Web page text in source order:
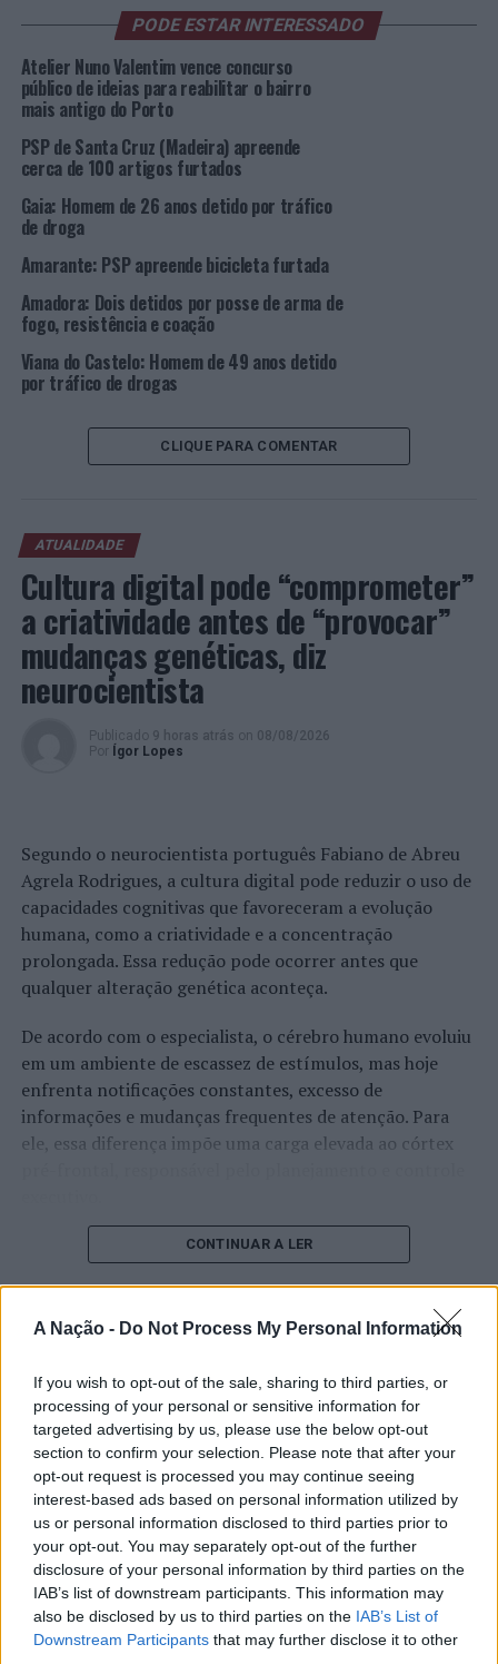
A Nação - Do Not Process My Personal Information
If you wish to opt-out of the sale, sharing to third parties, or
processing of your personal or sensitive information for
targeted advertising by us, please use the below opt-out
section to confirm your selection. Please note that after your
opt-out request is processed you may continue seeing
interest-based ads based on personal information utilized by
us or personal information disclosed to third parties prior to
your opt-out. You may separately opt-out of the further
disclosure of your personal information by third parties on the
IAB’s list of downstream participants. This information may
also be disclosed by us to third parties on the IAB’s List of
Downstream Participants that may further disclose it to other
Os detidos foram presentes junto das Autoridades
Judiciárias.
Foto: DR.
TÓPICOS RELACIONADOS: CRIMINALIDADE
PRÓXIMO
Porto e Póvoa de Varzim: Duas detenções por tráfico de
drogas
NÃO PERCA
Porto: Homem de 34 anos detido por furto em interior
de residência
PODE ESTAR INTERESSADO
Atelier Nuno Valentim vence concurso
público de ideias para reabilitar o bairro
mais antigo do Porto
PSP de Santa Cruz (Madeira) apreende
cerca de 100 artigos furtados
Gaia: Homem de 26 anos detido por tráfico
de droga
Amarante: PSP apreende bicicleta furtada
Amadora: Dois detidos por posse de arma de
fogo, resistência e coação
Viana do Castelo: Homem de 49 anos detido
por tráfico de drogas
CLIQUE PARA COMENTAR
ATUALIDADE
Cultura digital pode “comprometer”
a criatividade antes de “provocar”
mudanças genéticas, diz
neurocientista
Publicado 9 horas atrás on 08/08/2026
Por
Ígor Lopes
Segundo o neurocientista português Fabiano de Abreu
Agrela Rodrigues, a cultura digital pode reduzir o uso de
capacidades cognitivas que favoreceram a evolução
humana, como a criatividade e a concentração
prolongada. Essa redução pode ocorrer antes que
qualquer alteração genética aconteça.
De acordo com o especialista, o cérebro humano evoluiu
em um ambiente de escassez de estímulos, mas hoje
enfrenta notificações constantes, excesso de
informações e mudanças frequentes de atenção. Para
ele, essa diferença impõe uma carga elevada ao córtex
O pesquisador afirma que plataformas digitais também
manter a atenção e a procrastinação. Na sua visão,
aumentam a sensação de sobrecarga, enquanto o stress
prolongado pode elevar os níveis de cortisol e
prejudicar o desempenho cognitivo.
Fabiano de Abreu Agrela Rodrigues ressalta que não há
evidências de que o ambiente digital provoque mudanças
genéticas na espécie humana. A adaptação observada,
afirma, ocorre por meio da neuroplasticidade, processo
pelo qual os circuitos neurais se reorganizam em
resposta às experiências.
CONTINUAR A LER
ATUALIDADE
“Millennium Estoril Open 2026”
regressou ao circuito ATP com
vitória do francês Luca Van Assche
Publicado 1 dia atrás on 07/08/2026
Ígor Lopes
O “Millennium Estoril Open 2026” decorreu entre os
dias 18 e 26 de julho, no Clube de Ténis do Estoril, em